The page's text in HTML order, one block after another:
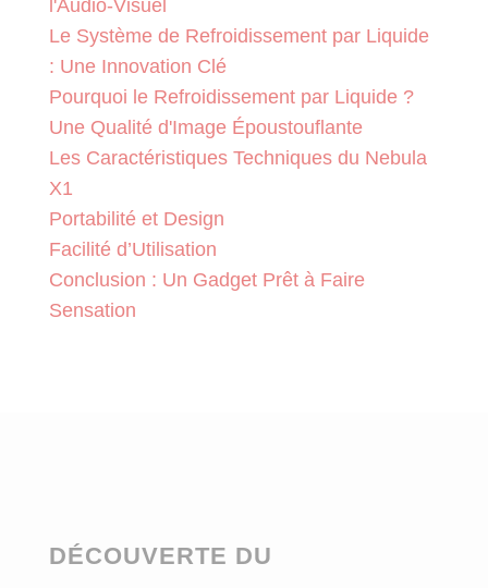
l'Audio-Visuel
Le Système de Refroidissement par Liquide
: Une Innovation Clé
Pourquoi le Refroidissement par Liquide ?
Une Qualité d'Image Époustouflante
Les Caractéristiques Techniques du Nebula
X1
Portabilité et Design
Facilité d’Utilisation
Conclusion : Un Gadget Prêt à Faire
Sensation
DÉCOUVERTE DU